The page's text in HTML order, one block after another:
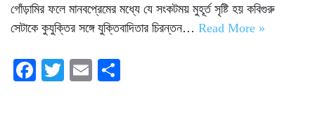
গোঁড়ামির ফলে মানবপ্রেমের মধ্যে যে সংকটময় মুহূর্ত সৃষ্টি হয় কবিগুরু
সেটাকে কুযুক্তির সঙ্গে যুক্তিবাদিতার চিরন্তন… Read More »
Fa T
E